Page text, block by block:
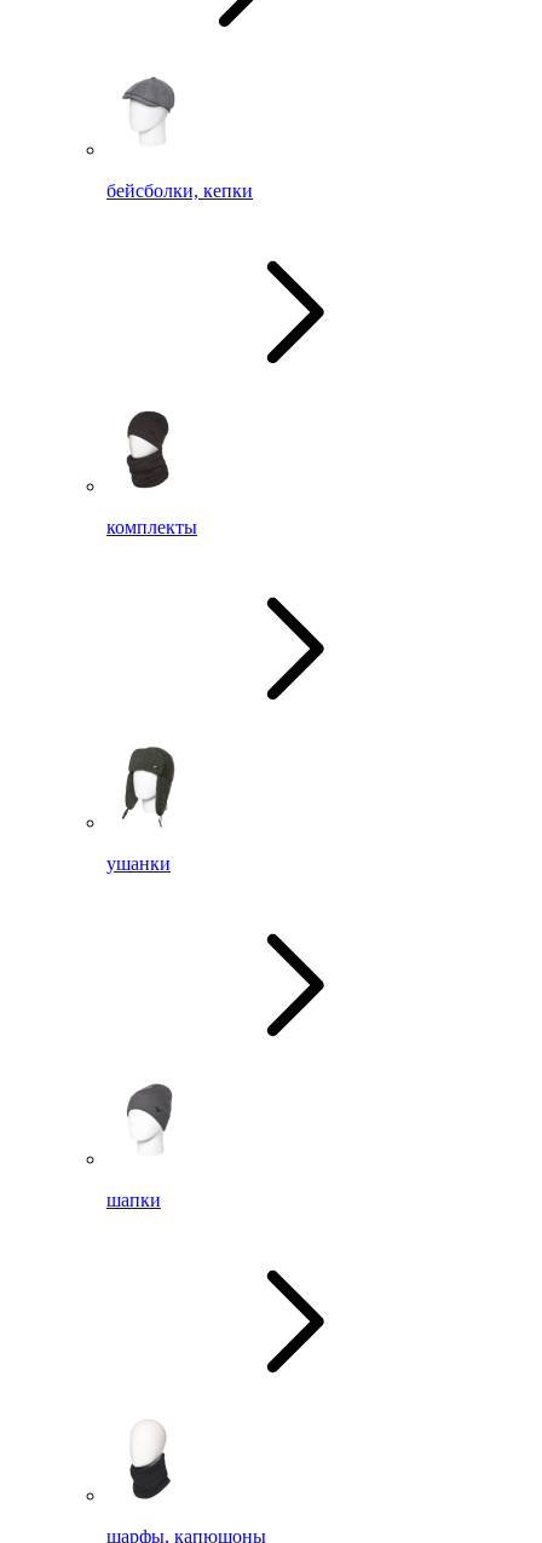
бейсболки, кепки
комплекты
ушанки
шапки
шарфы, капюшоны